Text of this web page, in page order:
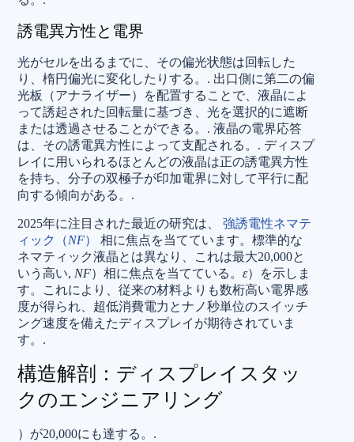
誘電異方性と電界
光がセルを出るまでに、その偏光状態は回転した
り、楕円偏光に変化したりする。. 出口側に第二の偏
光板（アナライザー）を配置することで、液晶によ
って誘起された回転量に基づき、光を選択的に遮断
または透過させることができる。. 液晶の電界応答
は、その誘電異方性によって支配される。. ディスプ
レイに用いられるほとんどの液晶は正の誘電異方性
を持ち、分子の双極子が印加電界に対して平行に配
向する傾向がある。.
2025年に注目された最近の研究は、 強誘電性ネマテ
ィック（NF​） 相に焦点を当てています。標準的な
ネマティック液晶とは異なり、これは最大20,000と
いう高い, NF​）相に焦点を当てている。 ε）を示しま
す。これにより、従来の材料よりも数桁高い電界感
度が得られ、超低消費電力とナノ秒単位のスイッチ
ング速度を備えたディスプレイが期待されていま
す。.
構造解剖：ディスプレイスタッ
クのエンジニアリング
）が20,000にも達する。.